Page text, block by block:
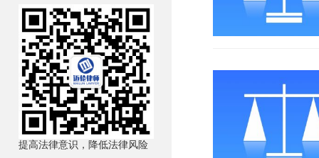
提高法律意识，降低法律风险